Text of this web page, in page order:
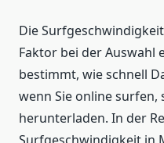
Die
Faktor bei der Auswahl
bestimmt, wie schnell
wenn Sie online surfen,
herunterladen. In der